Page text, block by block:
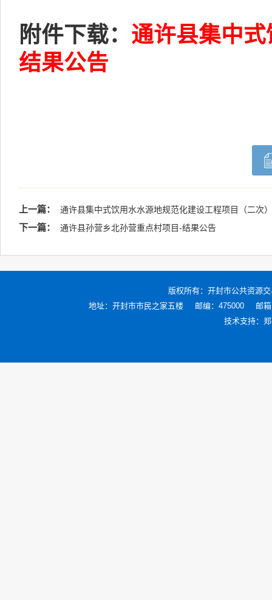
附件下载： 通许县集中
结果公告
上一篇： 通许县集中式饮用水水源地规范化建设工程项目（二次
下一篇： 通许县孙营乡北孙营重点村项目-结果公告
版权所有： 开封市公共资源
地址：开封市市民之家五楼
邮编：475000
邮
技术支持：